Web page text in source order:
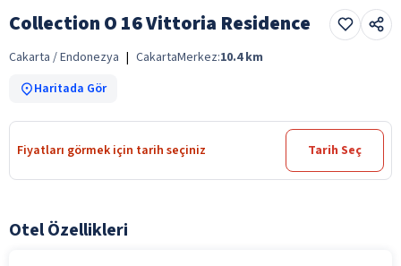
Collection O 16 Vittoria Residence
Cakarta / Endonezya | CakartaMerkez:10.4 km
Haritada Gör
Fiyatları görmek için tarih seçiniz Tarih Seç
Otel Özellikleri